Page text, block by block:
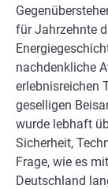
für Jahrzehnte
nachdenkliche
erlebnisreichen
geselligen
wurde lebhaft
Sicherheit,
Frage, wie es
Deutschland